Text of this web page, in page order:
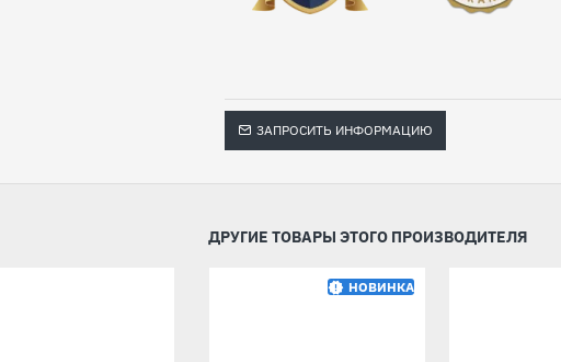
ЗАПРОСИТЬ ИНФОРМАЦИЮ
ДРУГИЕ ТОВАРЫ ЭТОГО ПРОИЗВОДИТЕЛЯ
НОВИНКА